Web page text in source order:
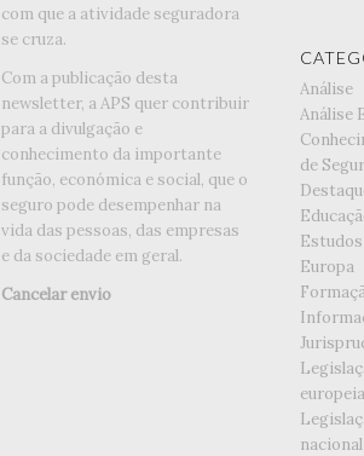
com que a atividade seguradora
se cruza.
Com a publicação desta
newsletter, a APS quer contribuir
para a divulgação e
conhecimento da importante
função, económica e social, que o
seguro pode desempenhar na
vida das pessoas, das empresas
e da sociedade em geral.
Cancelar envio
Análise
Análise
de
Estudos
Europa
europeia
nacional